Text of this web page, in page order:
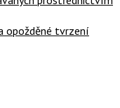
opožděné tvrzení